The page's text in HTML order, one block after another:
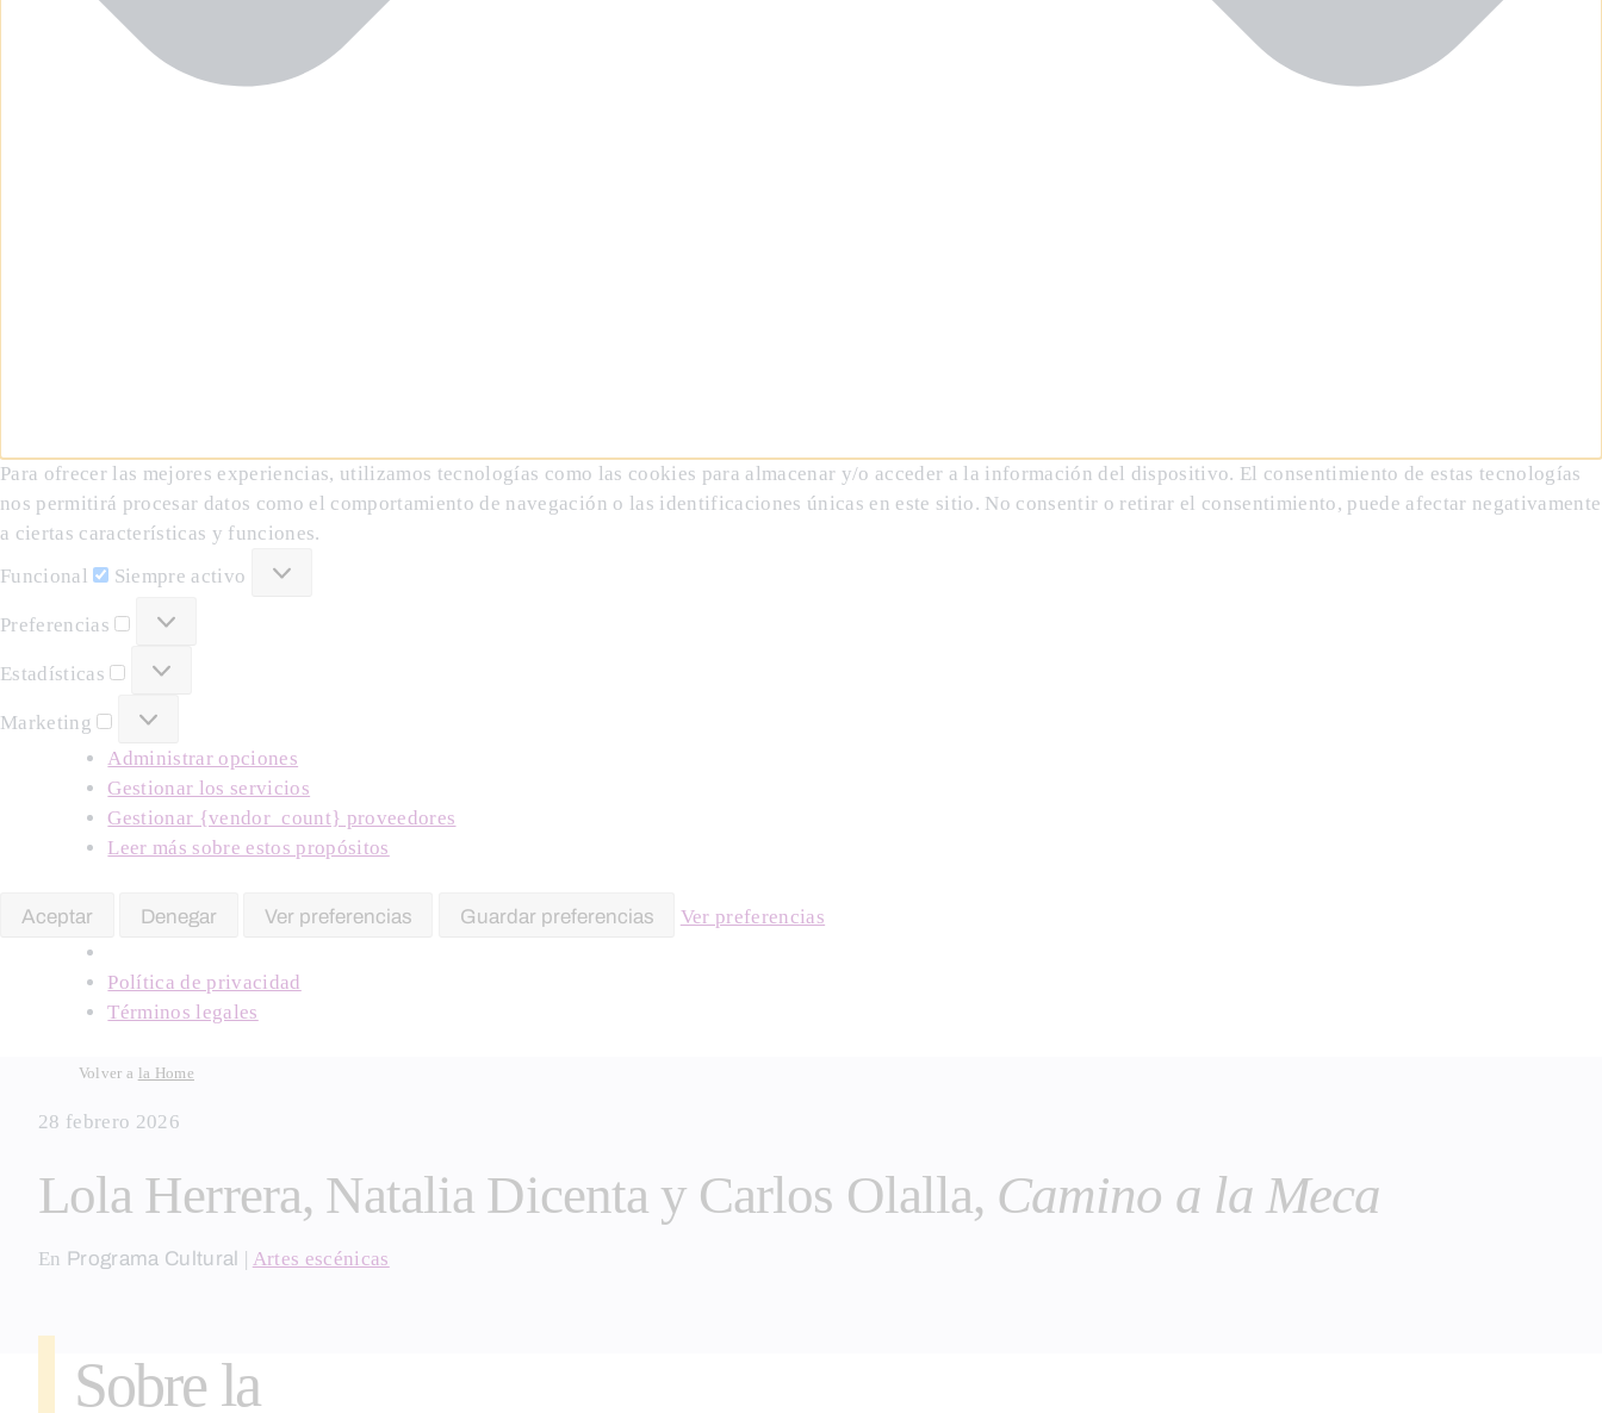
Para ofrecer las mejores experiencias, utilizamos tecnologías como las cookies para almacenar y/o acceder a la información del dispositivo. El consentimiento de estas tecnologías
nos permitirá procesar datos como el comportamiento de navegación o las identificaciones únicas en este sitio. No consentir o retirar el consentimiento, puede afectar negativamente
a ciertas características y funciones.
Funcional
Siempre activo
Preferencias
Estadísticas
Marketing
Administrar opciones
Gestionar los servicios
Gestionar {vendor_count} proveedores
Leer más sobre estos propósitos
Aceptar Denegar Ver preferencias Guardar preferencias Ver preferencias
Política de privacidad
Términos legales
content
Volver a la Home
28 febrero 2026
Lola Herrera, Natalia Dicenta y Carlos Olalla, Camino a la Meca
En Programa Cultural Artes escénicas
Sobre la